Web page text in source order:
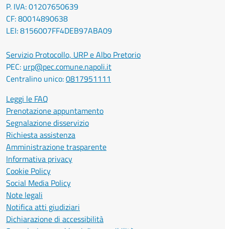
P. IVA: 01207650639
CF: 80014890638
LEI: 8156007FF4DEB97ABA09
Servizio Protocollo, URP e Albo Pretorio
PEC: urp@pec.comune.napoli.it
Centralino unico:0817951111
Leggi le FAQ
Prenotazione appuntamento
Segnalazione disservizio
Richiesta assistenza
Amministrazione trasparente
Informativa privacy
Cookie Policy
Social Media Policy
Note legali
Notifica atti giudiziari
Dichiarazione di accessibilità